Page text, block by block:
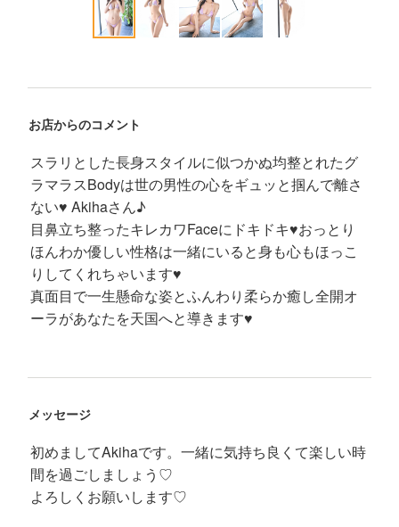
お店からのコメント
スラリとした長身スタイルに似つかぬ均整とれたグ
ラマラスBodyは世の男性の心をギュッと掴んで離さ
ない♥ Akihaさん♪
目鼻立ち整ったキレカワFaceにドキドキ♥おっとり
ほんわか優しい性格は一緒にいると身も心もほっこ
りしてくれちゃいます♥
真面目で一生懸命な姿とふんわり柔らか癒し全開オ
ーラがあなたを天国へと導きます♥
メッセージ
初めましてAkihaです。一緒に気持ち良くて楽しい時
間を過ごしましょう♡
よろしくお願いします♡